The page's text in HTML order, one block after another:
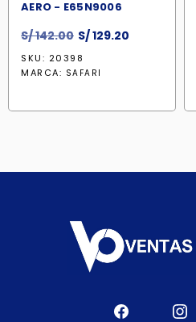
AERO - E65N9006
S/142.00 El
precio
original
S/129.20
SKU: 20398
MARCA: SAFARI